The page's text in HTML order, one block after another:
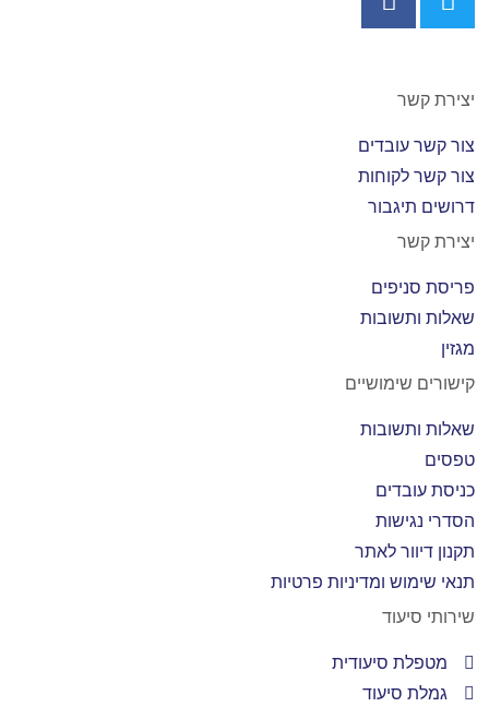
יצירת קשר
צור קשר עובדים
צור קשר לקוחות
דרושים תיגבור
יצירת קשר
פריסת סניפים
שאלות ותשובות
מגזין
קישורים שימושיים
שאלות ותשובות
טפסים
כניסת עובדים
הסדרי נגישות
תקנון דיוור לאתר
תנאי שימוש ומדיניות פרטיות
שירותי סיעוד
מטפלת סיעודית
גמלת סיעוד